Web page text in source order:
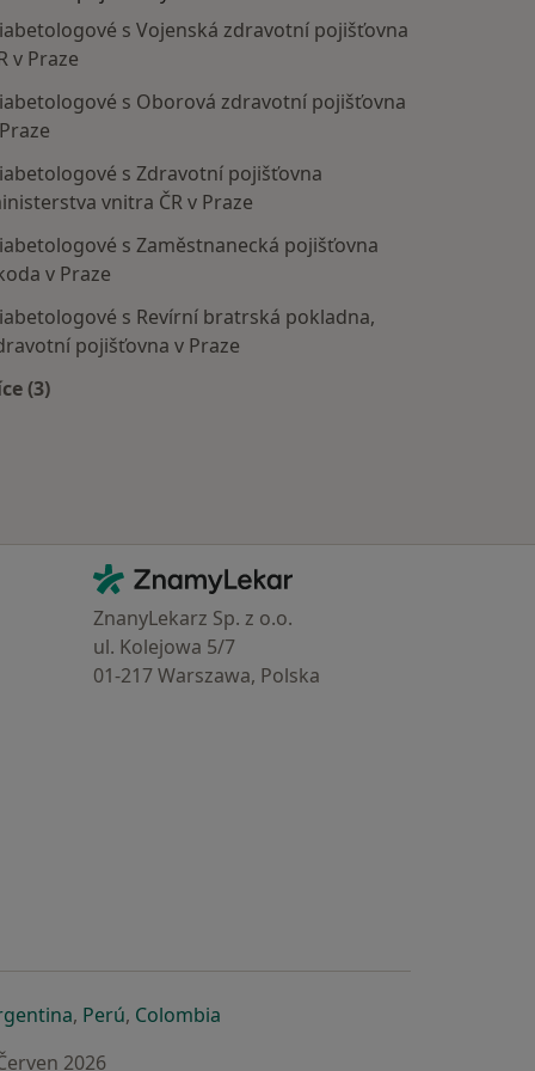
s Vojenská zdravotní pojišťovna
v Praze
s Oborová zdravotní pojišťovna
s Zdravotní pojišťovna
vnitra ČR v Praze
s Zaměstnanecká pojišťovna
v Praze
s Revírní bratrská pokladna,
pojišťovna v Praze
(3)
Kontakt
ZnamyLekar - Hlavní stránka
ZnanyLekarz Sp. z o.o.
ul. Kolejowa 5/7
01-217 Warszawa, Polska
záložce
nové záložce
v nové záložce
se otevře v nové záložce
, Perúse otevře v nové záložce
, Colombiase otevře v nové záložce
2026